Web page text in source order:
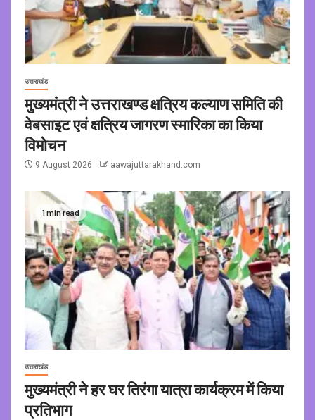
उत्तराखंड
मुख्यमंत्री ने उत्तराखण्ड क्षत्रिय कल्याण समिति की
वेबसाइट एवं क्षत्रिय जागरण स्मारिका का किया
विमोचन
9 August 2026 aawajuttarakhand.com
1 min read
उत्तराखंड
मुख्यमंत्री ने हर घर तिरंगा यात्रा कार्यक्रम में किया
प्रतिभाग